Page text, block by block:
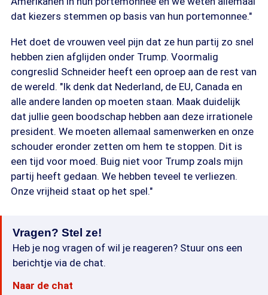
dat kiezers stemmen op basis van hun portemonnee."
Het doet de vrouwen veel pijn dat ze hun partij zo snel
hebben zien afglijden onder Trump. Voormalig
congreslid Schneider heeft een oproep aan de rest van
de wereld. "Ik denk dat Nederland, de EU, Canada en
alle andere landen op moeten staan. Maak duidelijk
dat jullie geen boodschap hebben aan deze irrationele
president. We moeten allemaal samenwerken en onze
schouder eronder zetten om hem te stoppen. Dit is
een tijd voor moed. Buig niet voor Trump zoals mijn
partij heeft gedaan. We hebben teveel te verliezen.
Onze vrijheid staat op het spel."
Vragen? Stel ze!
Heb je nog vragen of wil je reageren? Stuur ons een
berichtje via de chat.
Naar de chat